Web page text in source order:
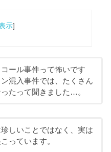
示]
ール事件って怖いです
混入事件では、たくさん
たって聞きました…。
しいことではなく、実は
っています。